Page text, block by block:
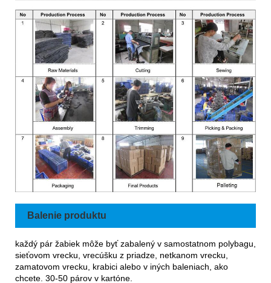
Balenie produktu
každý pár žabiek môže byť zabalený v samostatnom polybagu,
sieťovom vrecku, vrecúšku z priadze, netkanom vrecku,
zamatovom vrecku, krabici alebo v iných baleniach, ako
chcete. 30-50 párov v kartóne.